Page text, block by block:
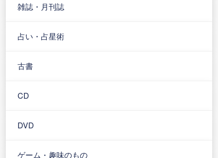
雑誌・月刊誌
占い・占星術
古書
CD
DVD
ゲーム・趣味のもの